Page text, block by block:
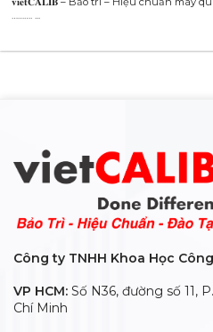
………. ...
Công ty TNHH Khoa Học Công
VP HCM: Số N36, đường số 11,
Chí Minh